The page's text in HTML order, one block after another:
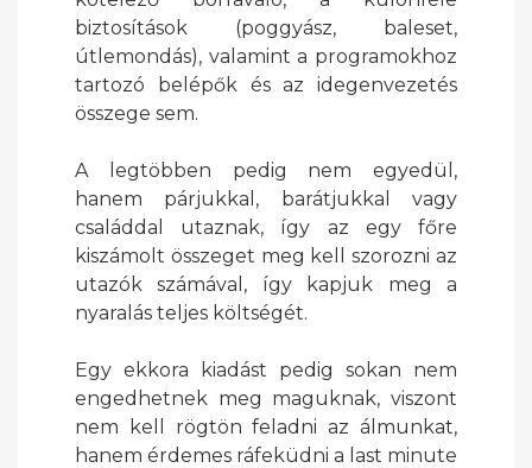
biztosítások (poggyász, baleset,
útlemondás), valamint a programokhoz
tartozó belépők és az idegenvezetés
összege sem.
A legtöbben pedig nem egyedül,
hanem párjukkal, barátjukkal vagy
családdal utaznak, így az egy főre
kiszámolt összeget meg kell szorozni az
utazók számával, így kapjuk meg a
nyaralás teljes költségét.
Egy ekkora kiadást pedig sokan nem
engedhetnek meg maguknak, viszont
nem kell rögtön feladni az álmunkat,
hanem érdemes ráfeküdni a last minute